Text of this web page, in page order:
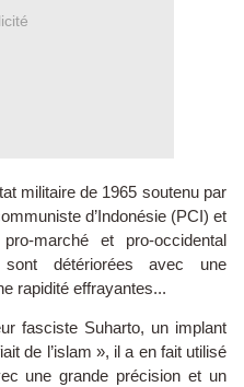
militaire de 1965 soutenu par
d’Indonésie (PCI) et
marché et pro-occidental
détériorées avec une
rapidité effrayantes...
fasciste Suharto, un implant
de l’islam », il a en fait utilisé
une grande précision et un